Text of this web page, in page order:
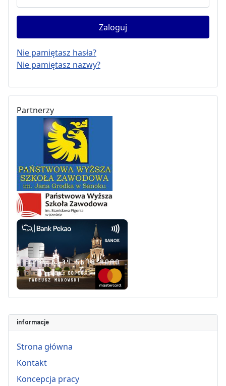
informacje
Strona główna
Kontakt
Koncepcja pracy
Zaloguj
Nie pamiętasz hasła?
Nie pamiętasz nazwy?
Partnerzy